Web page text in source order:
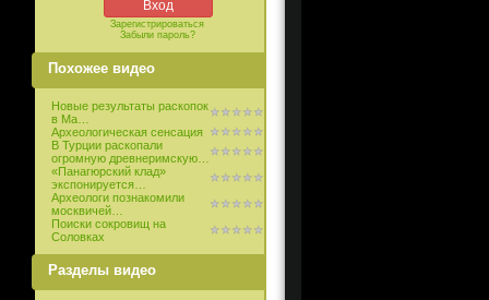
Зарегистрироваться
Забыли пароль?
Похожее видео
Новые результаты раскопок
в Ма…
Археологическая сенсация
В Турции раскопали
огромную древнеримскую…
«Панагюрский клад»
экспонируется…
Археологи познакомили
москвичей…
Поиски сокровищ на
Соловках
Разделы видео